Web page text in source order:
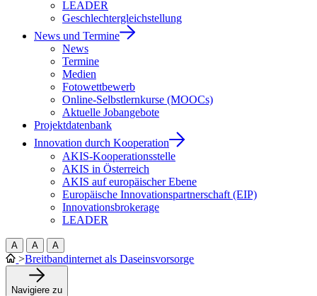
LEADER
Geschlechtergleichstellung
News und Termine
News
Termine
Medien
Fotowettbewerb
Online-Selbstlernkurse (MOOCs)
Aktuelle Jobangebote
Projektdatenbank
Innovation durch Kooperation
AKIS-Kooperationsstelle
AKIS in Österreich
AKIS auf europäischer Ebene
Europäische Innovationspartnerschaft (EIP)
Innovationsbrokerage
LEADER
A A A
>Breitbandinternet als Daseinsvorsorge
Navigiere zu